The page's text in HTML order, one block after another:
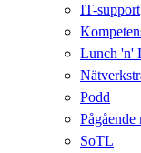
IT-support
Lunch 'n'
Podd
Pågående
SoTL